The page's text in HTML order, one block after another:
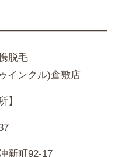
𓐄 𓐄 𓐄 𓐄 𓐄 𓐄 𓐄 𓐄 𓐄
毛
インクル)倉敷店
92-17